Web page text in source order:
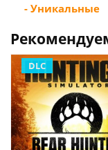
- Уникальные
DLC